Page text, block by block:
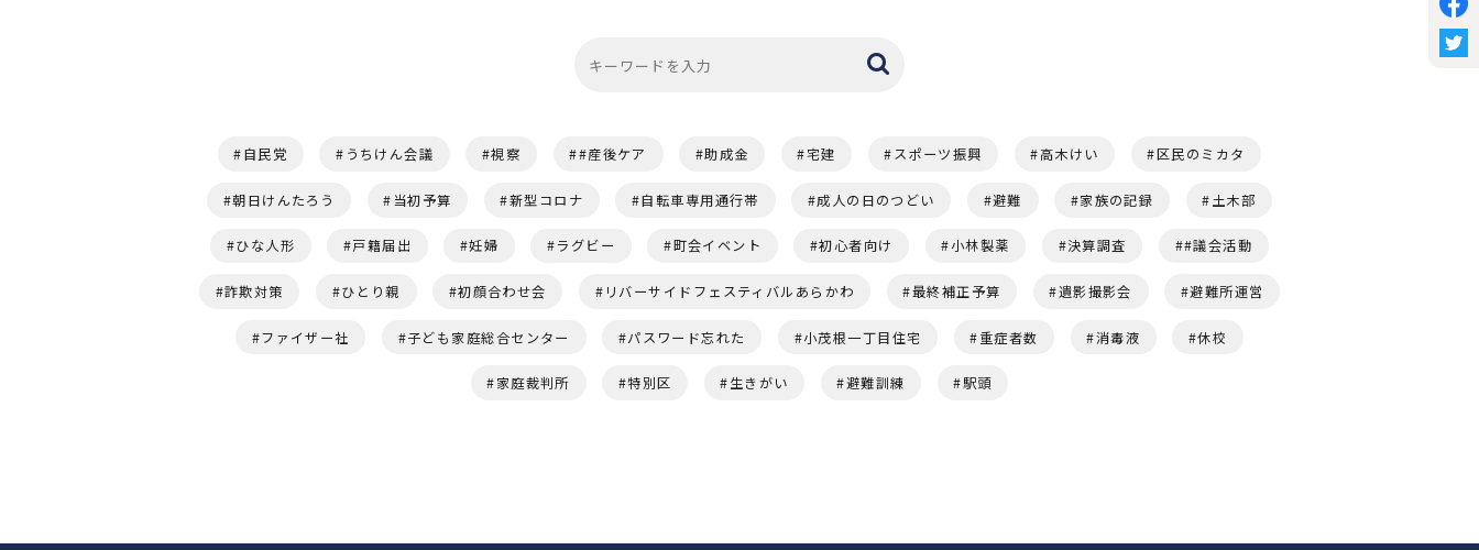
自民党 うちけん会議 視察 #産後ケア 助成金 宅建 スポーツ振興 高木けい 区民のミカタ
朝日けんたろう 当初予算 新型コロナ 自転車専用通行帯 成人の日のつどい 避難 家族の記録 土木部
ひな人形 戸籍届出 妊婦 ラグビー 町会イベント 初心者向け 小林製薬 決算調査 #議会活動
詐欺対策 ひとり親 初顔合わせ会 リバーサイドフェスティバルあらかわ 最終補正予算 遺影撮影会 避難所運営
ファイザー社 子ども家庭総合センター パスワード忘れた 小茂根一丁目住宅 重症者数 消毒液 休校
家庭裁判所 特別区 生きがい 避難訓練 駅頭